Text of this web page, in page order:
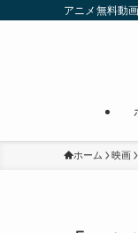
アニメ無料動
ホーム 映画